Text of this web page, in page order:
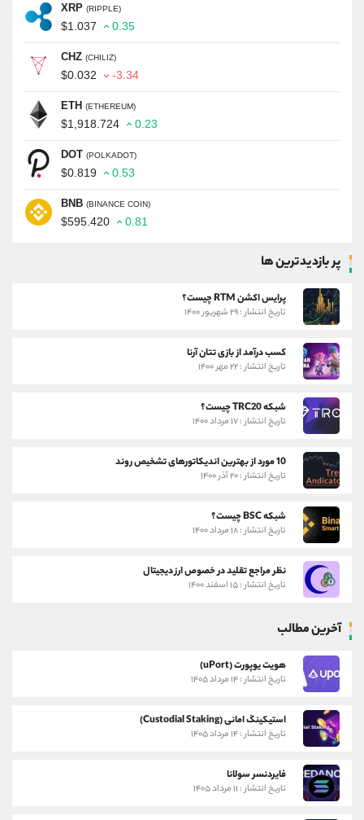
XRP (RIPPLE)
$1.037 0.35
CHZ (CHILIZ)
$0.032 -3.34
ETH (ETHEREUM)
$1,918.724 0.23
DOT (POLKADOT)
$0.819 0.53
BNB (BINANCE COIN)
$595.420 0.81
پر بازدیدترین ها
پرایس اکشن RTM چیست؟
تاریخ انتشار : ۲۹ شهریور ۱۴۰۰
کسب درآمد از بازی تتان آرنا
تاریخ انتشار : ۲۲ مهر ۱۴۰۰
شبکه TRC20 چیست؟
تاریخ انتشار : ۱۷ مرداد ۱۴۰۰
10 مورد از بهترین اندیکاتورهای تشخیص روند
تاریخ انتشار : ۲۰ آذر ۱۴۰۰
شبکه BSC چیست؟
تاریخ انتشار : ۱۸ مرداد ۱۴۰۰
نظر مراجع تقلید در خصوص ارز دیجیتال
تاریخ انتشار : ۱۵ اسفند ۱۴۰۰
آخرین مطالب
هویت یوپورت (uPort)
تاریخ انتشار : ۱۴ مرداد ۱۴۰۵
استیکینگ امانی (Custodial Staking)
تاریخ انتشار : ۱۴ مرداد ۱۴۰۵
فایردنسر سولانا
تاریخ انتشار : ۱۱ مرداد ۱۴۰۵